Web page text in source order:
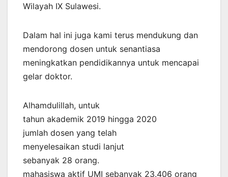
Wilayah IX Sulawesi.
Dalam hal ini juga kami terus mendukung dan
mendorong dosen untuk senantiasa
meningkatkan pendidikannya untuk mencapai
gelar doktor.
Alhamdulillah, untuk
tahun akademik 2019 hingga 2020
jumlah dosen yang telah
menyelesaikan studi lanjut
sebanyak 28 orang.
mahasiswa aktif UMI sebanyak 23.406 orang